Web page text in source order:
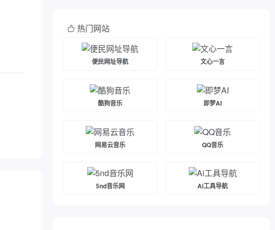
热门网站
便民网址导航 文心一言
酷狗音乐 即梦AI
网易云音乐 QQ音乐
5nd音乐网 Ai工具导航